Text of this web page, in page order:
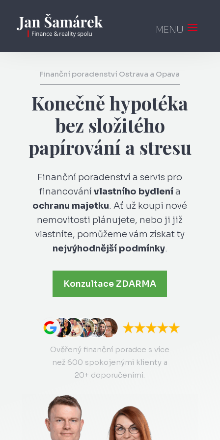
Finanční poradenství Ostrava a Opava
Konečně hypotéka
bez složitého
papírování a stresu
Finanční poradenství a servis pro
financování vlastního bydlenía
ochranu majetku. Ať už koupi nové
nemovitosti plánujete, nebo ji již
vlastníte, pomůžeme vám získat ty
nejvýhodnější podmínky.
Konzultace ZDARMA
Ověřený finanční poradce s více
než 600 spokojenými klienty a
20+ doporučeními.